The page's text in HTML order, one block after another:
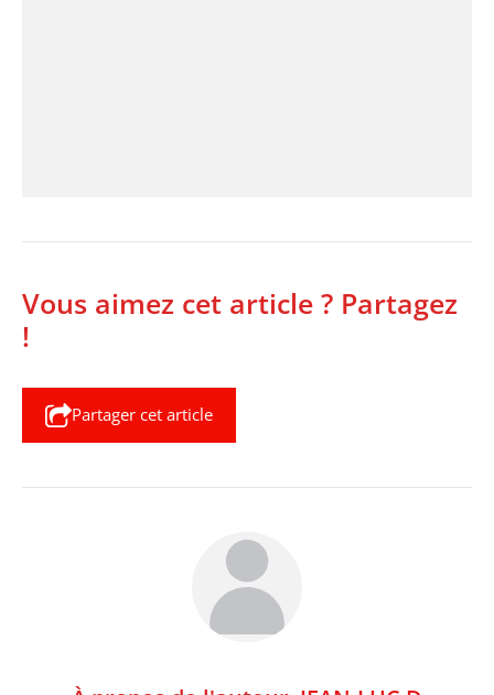
Vous aimez cet article ? Partagez
!
Partager cet article